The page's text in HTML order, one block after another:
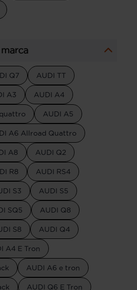
Q7 AUDI TT
A3 AUDI A4
AUDI A5
A6 Allroad Quattro
A8 AUDI Q2
R8 AUDI RS4
S3 AUDI S5
SQ5 AUDI Q8
S8 AUDI Q4
A4 E Tron
AUDI A6 e tron
AUDI Q6 E Tron